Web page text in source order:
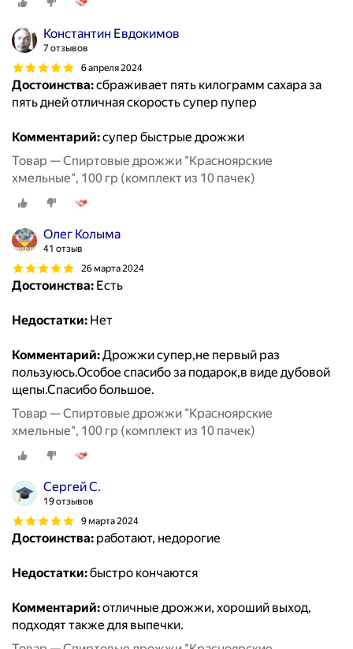
Константин Евдокимов
7 отзывов
6 апреля 2024
Достоинства:сбраживает пять килограмм сахара за
пять дней отличная скорость супер пупер
Комментарий:супер быстрые дрожжи
Товар — Спиртовые дрожжи "Красноярские
хмельные", 100 гр (комплект из 10 пачек)
Олег Колыма
41 отзыв
26 марта 2024
Достоинства: Есть
Недостатки: Нет
Комментарий:Дрожжи супер,не первый раз
пользуюсь.Особое спасибо за подарок,в виде дубовой
щепы.Спасибо большое.
Товар — Спиртовые дрожжи "Красноярские
хмельные", 100 гр (комплект из 10 пачек)
Сергей С.
19 отзывов
9 марта 2024
Достоинства: работают, недорогие
Недостатки:быстро кончаются
Комментарий:отличные дрожжи, хороший выход,
подходят также для выпечки.